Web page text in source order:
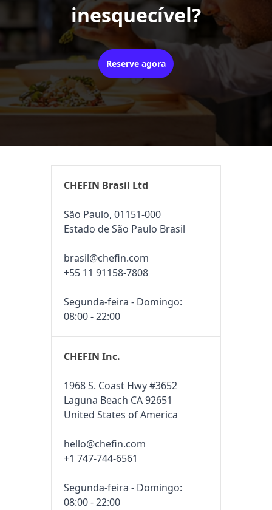
inesquecível?
Reserve agora
CHEFIN Brasil Ltd
São Paulo, 01151-000
Estado de São Paulo Brasil
brasil@chefin.com
+55 11 91158-7808
Segunda-feira - Domingo:
08:00 - 22:00
CHEFIN Inc.
1968 S. Coast Hwy #3652
Laguna Beach CA 92651
United States of America
hello@chefin.com
+1 747-744-6561
Segunda-feira - Domingo:
08:00 - 22:00